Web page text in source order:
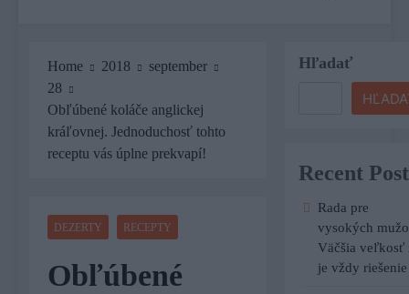
Home 2018
september
28
Obľúbené koláče anglickej
kráľovnej. Jednoduchosť tohto
receptu vás úplne prekvapí!
DEZERTY RECEPTY
Obľúbené
Hľadať
Recent
Rada pre
vysokých
Väčšia veľkosť
je vždy riešenie